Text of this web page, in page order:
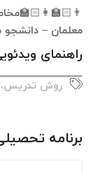
معلمان – دانشجو
راهنمای
روش تدریس،
برنامه